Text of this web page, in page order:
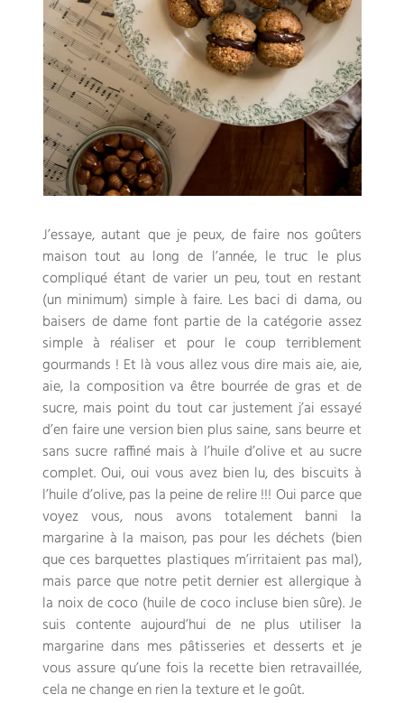
J’essaye, autant que je peux, de faire nos goûters
maison tout au long de l’année, le truc le plus
compliqué étant de varier un peu, tout en restant
(un minimum) simple à faire. Les baci di dama, ou
baisers de dame font partie de la catégorie assez
simple à réaliser et pour le coup terriblement
gourmands ! Et là vous allez vous dire mais aie, aie,
aie, la composition va être bourrée de gras et de
sucre, mais point du tout car justement j’ai essayé
d’en faire une version bien plus saine, sans beurre et
sans sucre raffiné mais à l’huile d’olive et au sucre
complet. Oui, oui vous avez bien lu, des biscuits à
l’huile d’olive, pas la peine de relire !!! Oui parce que
voyez vous, nous avons totalement banni la
margarine à la maison, pas pour les déchets (bien
que ces barquettes plastiques m’irritaient pas mal),
mais parce que notre petit dernier est allergique à
la noix de coco (huile de coco incluse bien sûre). Je
suis contente aujourd’hui de ne plus utiliser la
margarine dans mes pâtisseries et desserts et je
vous assure qu’une fois la recette bien retravaillée,
cela ne change en rien la texture et le goût.